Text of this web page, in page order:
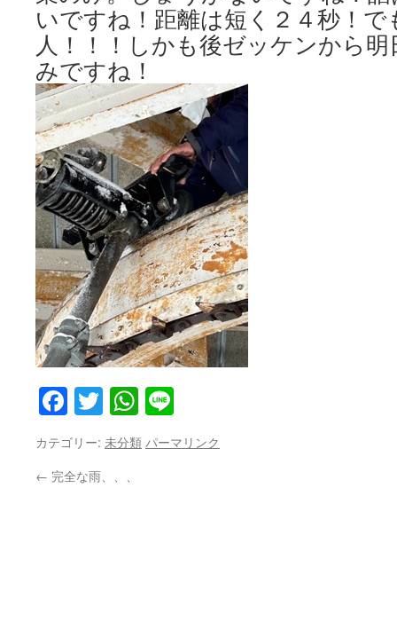
いですね！距離は短く２４秒！で
人！！！しかも後ゼッケンから
みですね！
Facebook
TwitterWhatsApp
カテゴリー: 未分類パーマリンク
← 完全な雨、、、